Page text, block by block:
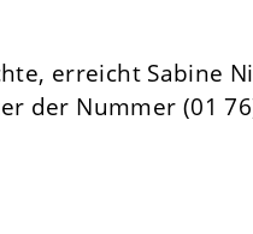
erreicht Sabine
der Nummer (01